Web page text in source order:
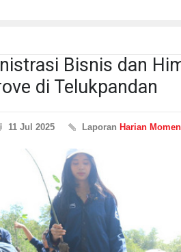
Bisnis dan
di Telukpandan
11 Jul 2025 Laporan Harian